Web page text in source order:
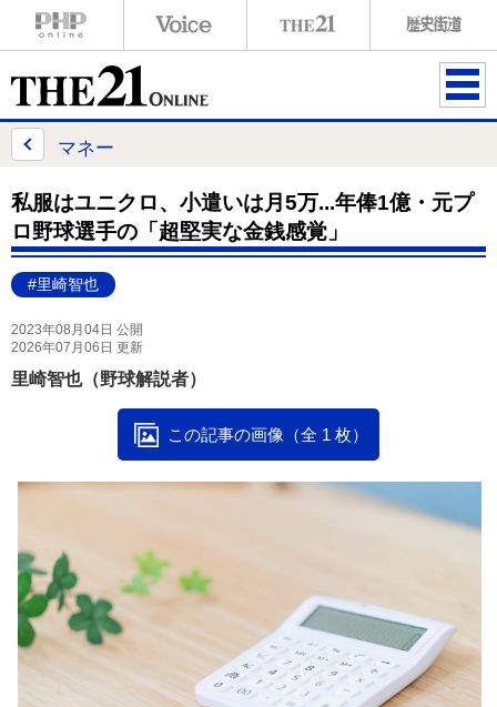
ME
マネー
私服はユニクロ、小遣いは月5万...年俸1億・元プ
ロ野球選手の「超堅実な金銭感覚」
#里崎智也
2023年08月04日 公開
2026年07月06日 更新
里崎智也（野球解説者）
この記事の画像（全 1 枚）